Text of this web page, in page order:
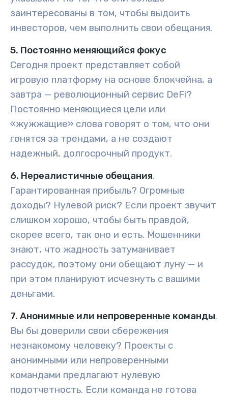
заинтересованы в том, чтобы выдоить
инвесторов, чем выполнить свои обещания.
5. Постоянно меняющийся фокус
Сегодня проект представляет собой
игровую платформу на основе блокчейна, а
завтра — революционный сервис DeFi?
Постоянно меняющиеся цели или
«жужжащие» слова говорят о том, что они
гонятся за трендами, а не создают
надежный, долгосрочный продукт.
6. Нереалистичные обещания.
Гарантированная прибыль? Огромные
доходы? Нулевой риск? Если проект звучит
слишком хорошо, чтобы быть правдой,
скорее всего, так оно и есть. Мошенники
знают, что жадность затуманивает
рассудок, поэтому они обещают луну — и
при этом планируют исчезнуть с вашими
деньгами.
7. Анонимные или непроверенные команды.
Вы бы доверили свои сбережения
незнакомому человеку? Проекты с
анонимными или непроверенными
командами предлагают нулевую
подотчетность. Если команда не готова